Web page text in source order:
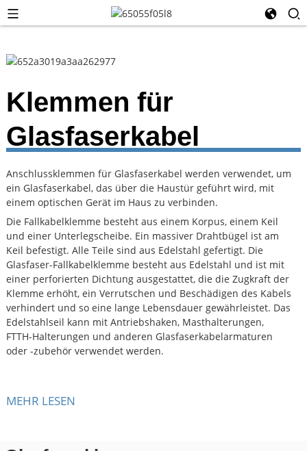
Klemmen für
Glasfaserkabel
Anschlussklemmen für Glasfaserkabel werden verwendet, um
ein Glasfaserkabel, das über die Haustür geführt wird, mit
einem optischen Gerät im Haus zu verbinden.
Die Fallkabelklemme besteht aus einem Korpus, einem Keil
und einer Unterlegscheibe. Ein massiver Drahtbügel ist am
Keil befestigt. Alle Teile sind aus Edelstahl gefertigt. Die
Glasfaser-Fallkabelklemme besteht aus Edelstahl und ist mit
einer perforierten Dichtung ausgestattet, die die Zugkraft der
Klemme erhöht, ein Verrutschen und Beschädigen des Kabels
verhindert und so eine lange Lebensdauer gewährleistet. Das
Edelstahlseil kann mit Antriebshaken, Masthalterungen,
FTTH-Halterungen und anderen Glasfaserkabelarmaturen
oder -zubehör verwendet werden.
MEHR LESEN